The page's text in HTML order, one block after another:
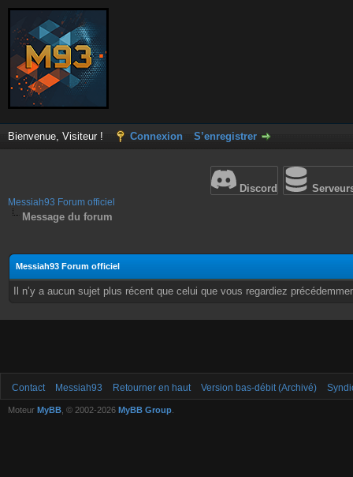
Bienvenue, Visiteur ! Connexion S’enregistrer
Discord
Messiah93 Forum officiel
Message du forum
Messiah93 Forum officiel
Il n’y a aucun sujet plus récent que celui que vous regardiez
Contact Messiah93 Retourner en haut Version bas-débit (Archivé)
Moteur MyBB , © 2002-2026 MyBB Group